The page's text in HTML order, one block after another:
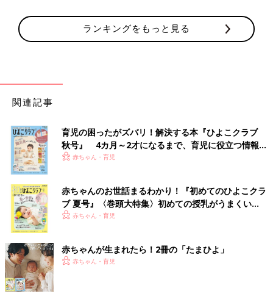
ランキングをもっと見る
関連記事
育児の困ったがズバリ！解決する本『ひよこクラブ
秋号』 4カ月～2才になるまで、育児に役立つ情報が
いっぱい！
赤ちゃん・育児
赤ちゃんのお世話まるわかり！『初めてのひよこクラ
ブ 夏号』〈巻頭大特集〉初めての授乳がうまくい
く！ おっぱい・ミルクの基本と夏のトラブル 解決テ
赤ちゃん・育児
赤ちゃんが生まれたら！2冊の「たまひよ」
赤ちゃん・育児